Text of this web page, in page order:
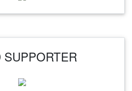
SUPPORTER